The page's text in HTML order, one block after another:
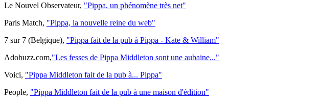
Le Nouvel Observateur, "Pippa, un phénomène très net"
Paris Match, "Pippa, la nouvelle reine du web"
7 sur 7 (Belgique), "Pippa fait de la pub à Pippa - Kate & William"
Adobuzz.com,"Les fesses de Pippa Middleton sont une aubaine..."
Voici, "Pippa Middleton fait de la pub à... Pippa"
People, "Pippa Middleton fait de la pub à une maison d'édition"